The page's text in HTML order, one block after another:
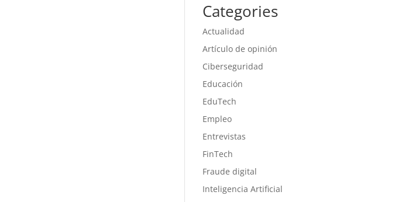
Categories
Actualidad
Artículo de opinión
Ciberseguridad
Educación
EduTech
Empleo
Entrevistas
FinTech
Fraude digital
Inteligencia Artificial